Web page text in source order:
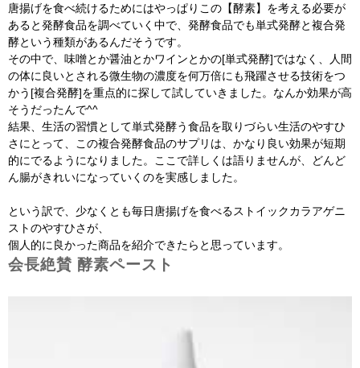
唐揚げを食べ続けるためにはやっぱりこの【酵素】を考える必要が
あると発酵食品を調べていく中で、発酵食品でも単式発酵と複合発
酵という種類があるんだそうです。
その中で、味噌とか醤油とかワインとかの[単式発酵]ではなく、人間
の体に良いとされる微生物の濃度を何万倍にも飛躍させる技術をつ
かう[複合発酵]を重点的に探して試していきました。なんか効果が高
そうだったんで^^
結果、生活の習慣として単式発酵う食品を取りづらい生活のやすひ
さにとって、この複合発酵食品のサプリは、かなり良い効果が短期
的にでるようになりました。ここで詳しくは語りませんが、どんど
ん腸がきれいになっていくのを実感しました。
という訳で、少なくとも毎日唐揚げを食べるストイックカラアゲニ
ストのやすひさが、
個人的に良かった商品を紹介できたらと思っています。
会長絶賛 酵素ペースト